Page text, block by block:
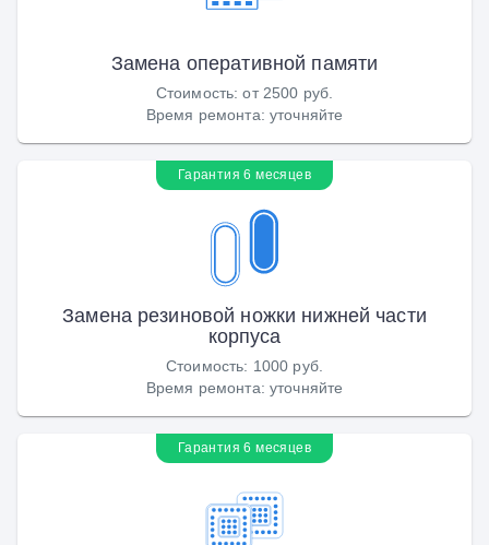
Замена оперативной памяти
Стоимость:от 2500 руб.
Время ремонта: уточняйте
Гарантия 6 месяцев
Замена резиновой ножки нижней части
корпуса
Стоимость: 1000 руб.
Время ремонта: уточняйте
Гарантия 6 месяцев